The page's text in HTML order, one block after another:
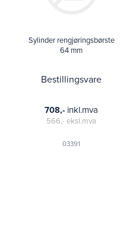
Sylinder rengjøringsbørste
64 mm
Bestillingsvare
03391
708,- inkl.mva
566,-eksl.mva